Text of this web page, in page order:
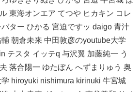
東海オンエア てつや ヒカキン コレ
ター ひかる 宮迫ですッ daigo 青汁
朝倉未来 中田敦彦のyoutube大学
テスタ イッテq 与沢翼 加藤純一 う
落合陽一 ゆたぼん へずまりゅう 奥
hiroyuki nishimura kirinuki 牛宮城